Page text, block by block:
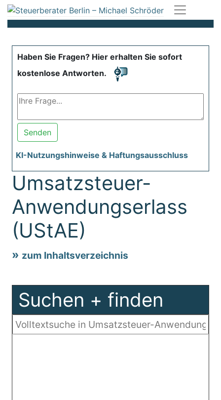
Haben Sie Fragen? Hier erhalten Sie sofort
kostenlose Antworten.
Senden
KI-Nutzungshinweise & Haftungsausschluss
Umsatzsteuer-
Anwendungserlass
(UStAE)
zum Inhaltsverzeichnis
Suchen + finden